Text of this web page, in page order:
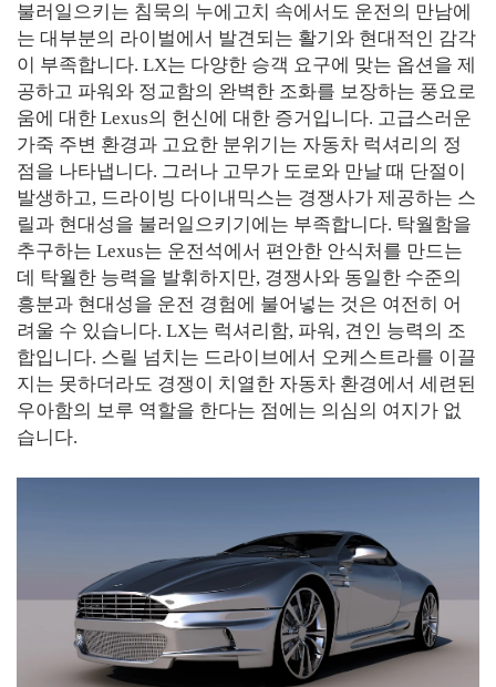
불러일으키는 침묵의 누에고치 속에서도 운전의 만남에
는 대부분의 라이벌에서 발견되는 활기와 현대적인 감각
이 부족합니다. LX는 다양한 승객 요구에 맞는 옵션을 제
공하고 파워와 정교함의 완벽한 조화를 보장하는 풍요로
움에 대한 Lexus의 헌신에 대한 증거입니다. 고급스러운
가죽 주변 환경과 고요한 분위기는 자동차 럭셔리의 정
점을 나타냅니다. 그러나 고무가 도로와 만날 때 단절이
발생하고, 드라이빙 다이내믹스는 경쟁사가 제공하는 스
릴과 현대성을 불러일으키기에는 부족합니다. 탁월함을
추구하는 Lexus는 운전석에서 편안한 안식처를 만드는
데 탁월한 능력을 발휘하지만, 경쟁사와 동일한 수준의
흥분과 현대성을 운전 경험에 불어넣는 것은 여전히 어
려울 수 있습니다. LX는 럭셔리함, 파워, 견인 능력의 조
합입니다. 스릴 넘치는 드라이브에서 오케스트라를 이끌
지는 못하더라도 경쟁이 치열한 자동차 환경에서 세련된
우아함의 보루 역할을 한다는 점에는 의심의 여지가 없
습니다.